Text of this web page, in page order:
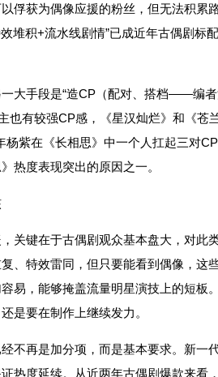
俘获为偶像应援的粉丝，但无法积累
堆积+流水线剧情”已成近年古偶剧标
大手段是“造CP（配对、搭档——编者
也有较强CP感，《星汉灿烂》和《苍
杨紫在《长相思》中一个人扛起三对
热度表现突出的原因之一。
关键在于古偶剧观众基本盘大，对此
、特效雷同，但只要能看到偶像，这
易，能够掩盖流量明星演技上的短板
是要在制作上继续发力。
不再是加分项，而是基本要求。新一
热度延续。从近两年古偶剧爆款来看